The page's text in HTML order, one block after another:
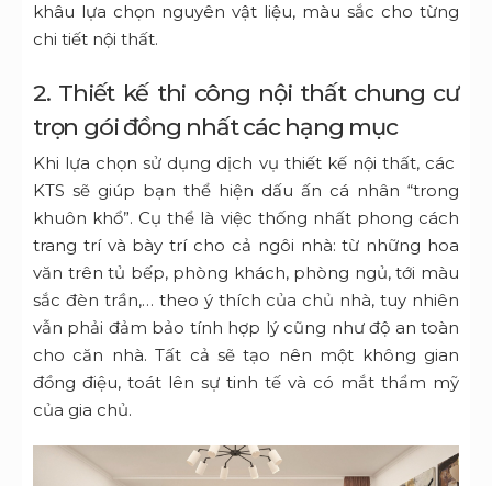
khâu lựa chọn nguyên vật liệu, màu sắc cho từng
chi tiết nội thất.
2. Thiết kế thi công nội thất chung cư
trọn gói đồng nhất các hạng mục
Khi lựa chọn sử dụng dịch vụ thiết kế nội thất, các
KTS sẽ giúp bạn thể hiện dấu ấn cá nhân “trong
khuôn khổ”. Cụ thể là việc thống nhất phong cách
trang trí và bày trí cho cả ngôi nhà: từ những hoa
văn trên tủ bếp, phòng khách, phòng ngủ, tới màu
sắc đèn trần,… theo ý thích của chủ nhà, tuy nhiên
vẫn phải đảm bảo tính hợp lý cũng như độ an toàn
cho căn nhà. Tất cả sẽ tạo nên một không gian
đồng điệu, toát lên sự tinh tế và có mắt thẩm mỹ
của gia chủ.